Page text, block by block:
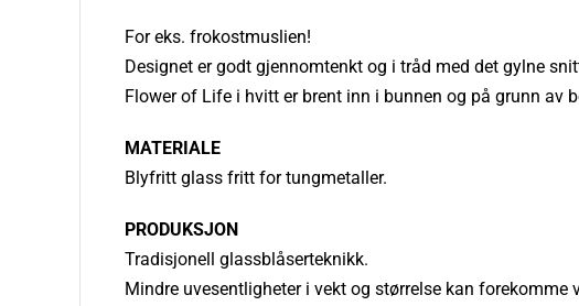
For eks. frokostmuslien!
Designet er godt gjennomtenkt og i tråd med det gylne
Flower of Life i hvitt er brent inn i bunnen og på grunn
MATERIALE
Blyfritt glass fritt for tungmetaller.
PRODUKSJON
Tradisjonell glassblåserteknikk.
Mindre uvesentligheter i vekt og størrelse kan forekomme